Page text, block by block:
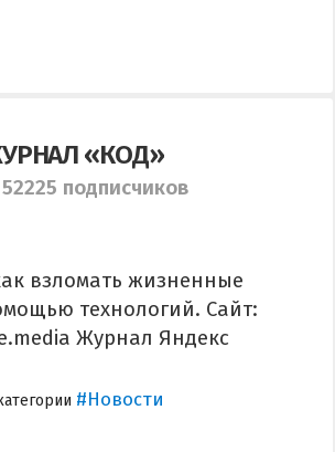
«КОД»
52225 подписчиков
взломать жизненные
технологий. Сайт:
Журнал Яндекс
#Новости